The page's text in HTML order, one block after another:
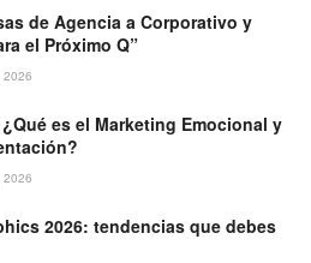
de Agencia a Corporativo y
el Próximo Q”
2026
es el Marketing Emocional y
2026
2026: tendencias que debes